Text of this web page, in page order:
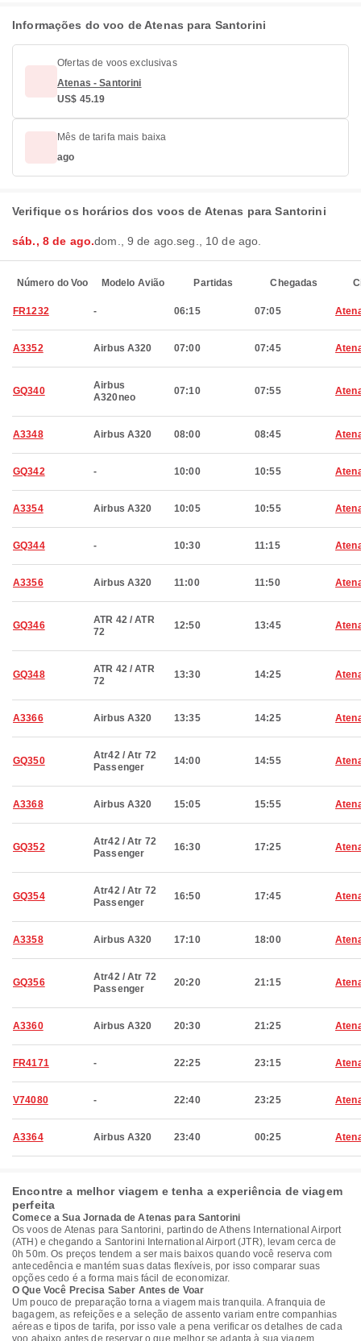
Informações do voo de Atenas para Santorini
Ofertas de voos exclusivas
Atenas - Santorini
US$ 45.19
Mês de tarifa mais baixa
ago
Verifique os horários dos voos de Atenas para Santorini
sáb., 8 de ago.dom., 9 de ago.seg., 10 de ago.
Número do Voo Modelo Avião Partidas Chegadas
FR1232 - 06:15 07:05
A3352 Airbus A320 07:00 07:45
GQ340
Airbus
A320neo
07:10 07:55
A3348 Airbus A320 08:00 08:45
GQ342 - 10:00 10:55
A3354 Airbus A320 10:05 10:55
GQ344 - 10:30 11:15
A3356 Airbus A320 11:00 11:50
GQ346
ATR 42 / ATR
72
12:50 13:45
GQ348
ATR 42 / ATR
72
13:30 14:25
A3366 Airbus A320 13:35 14:25
GQ350
Atr42 / Atr 72
Passenger
14:00 14:55
A3368 Airbus A320 15:05 15:55
GQ352
Atr42 / Atr 72
Passenger
16:30 17:25
GQ354
Atr42 / Atr 72
Passenger
16:50 17:45
A3358 Airbus A320 17:10 18:00
GQ356
Atr42 / Atr 72
Passenger
20:20 21:15
A3360 Airbus A320 20:30 21:25
FR4171 - 22:25 23:15
V74080 - 22:40 23:25
A3364 Airbus A320 23:40 00:25
Encontre a melhor viagem e tenha a experiência de viagem
perfeita
Comece a Sua Jornada de Atenas para Santorini
Os voos de Atenas para Santorini, partindo de Athens International Airport
(ATH) e chegando a Santorini International Airport (JTR), levam cerca de
0h 50m. Os preços tendem a ser mais baixos quando você reserva com
antecedência e mantém suas datas flexíveis, por isso comparar suas
opções cedo é a forma mais fácil de economizar.
O Que Você Precisa Saber Antes de Voar
Um pouco de preparação torna a viagem mais tranquila. A franquia de
bagagem, as refeições e a seleção de assento variam entre companhias
aéreas e tipos de tarifa, por isso vale a pena verificar os detalhes de cada
voo abaixo antes de reservar o que melhor se adapta à sua viagem.